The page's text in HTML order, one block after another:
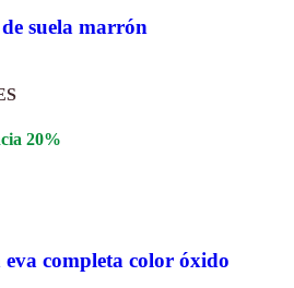
suela marrón
20%
completa color óxido